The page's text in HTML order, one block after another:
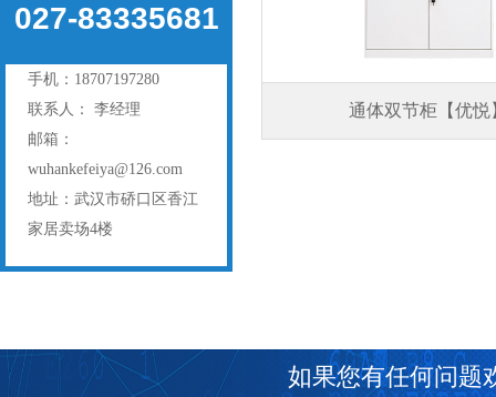
027-83335681
手机：18707197280
联系人： 李经理
邮箱：
wuhankefeiya@126.com
地址：武汉市硚口区香江
家居卖场4楼
通体双节柜【优悦
如果您有任何问题